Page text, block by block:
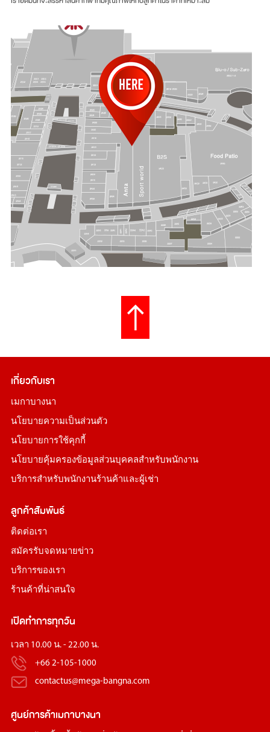
เกี่ยวกับเรา
เมกาบางนา
นโยบายความเป็นส่วนตัว
นโยบายการใช้คุกกี้
นโยบายคุ้มครองข้อมูลส่วนบุคคลสำหรับพนักงาน
บริการสำหรับพนักงานร้านค้าและผู้เช่า
ลูกค้าสัมพันธ์
ติดต่อเรา
สมัครรับจดหมายข่าว
บริการของเรา
ร้านค้าที่น่าสนใจ
เปิดทำการทุกวัน
เวลา 10.00 น. - 22.00 น.
+66 2-105-1000
contactus@mega-bangna.com
ศูนย์การค้าเมกาบางนา